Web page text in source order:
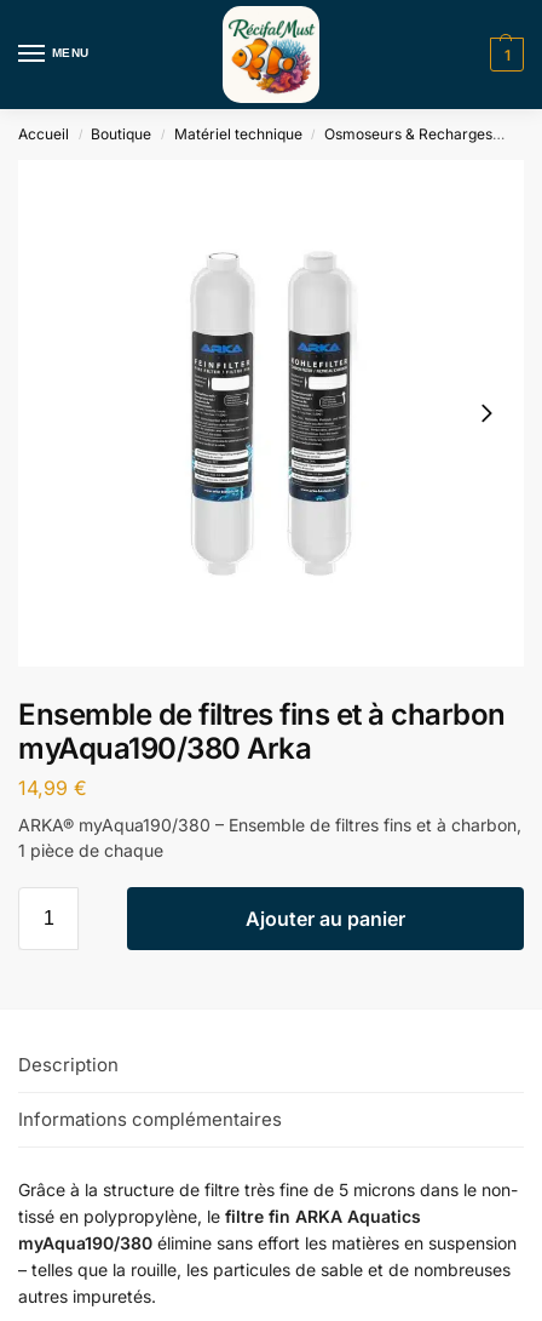
MENU 1
Accueil / Boutique / Matériel technique / Osmoseurs & Recharges
Ensemble de filtres fins et à charbon
myAqua190/380 Arka
14,99 €
ARKA® myAqua190/380 – Ensemble de filtres fins et à charbon,
1 pièce de chaque
Ajouter au panier
Description
Informations complémentaires
Grâce à la structure de filtre très fine de 5 microns dans le non-
tissé en polypropylène, le filtre fin ARKA Aquatics
myAqua190/380 élimine sans effort les matières en suspension
– telles que la rouille, les particules de sable et de nombreuses
autres impuretés.